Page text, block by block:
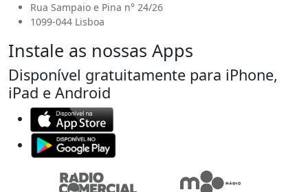
Rua Sampaio e Pina n° 24/26
1099-044 Lisboa
Instale as nossas Apps
Disponível gratuitamente para iPhone,
iPad e Android